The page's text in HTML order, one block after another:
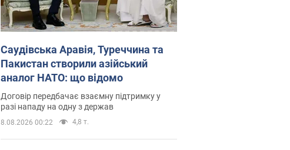
Саудівська Аравія, Туреччина та
Пакистан створили азійський
аналог НАТО: що відомо
Договір передбачає взаємну підтримку у
разі нападу на одну з держав
8.08.2026 00:22 4,8 т.